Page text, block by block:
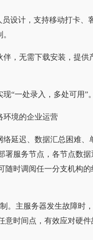
设计，支持移动打卡、
，无需下载安装，提供
“一处录入，多处可用”。
环境的企业运营
延迟、数据汇总困难、
署服务节点，各节点数
随时调阅任一分支机构
。主服务器发生故障时
时间点，有效应对硬